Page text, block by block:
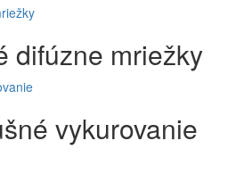
difúzne mriežky
vykurovanie